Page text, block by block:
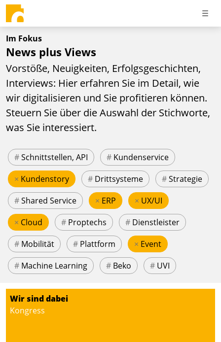
Im Fokus
News plus Views
Vorstöße, Neuigkeiten, Erfolgsgeschichten,
Interviews: Hier erfahren Sie im Detail, wie
wir digitalisieren und Sie profitieren können.
Steuern Sie über die Auswahl der Stichworte,
was Sie interessiert.
#Schnittstellen, API # Kundenservice
× Kundenstory # Drittsysteme #Strategie
#Shared Service × ERP × UX/UI
× Cloud # Proptechs # Dienstleister
# Mobilität # Plattform × Event
# Machine Learning # Beko # UVI
Wir sind dabei
Kongress